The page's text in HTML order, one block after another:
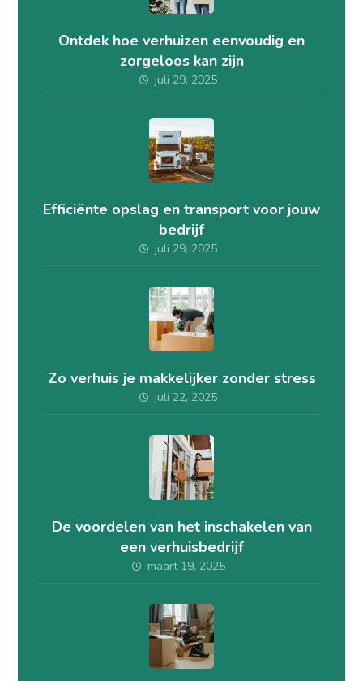
Ontdek hoe verhuizen eenvoudig en
zorgeloos kan zijn
juli 29, 2025
Efficiënte opslag en transport voor jouw
bedrijf
juli 29, 2025
Zo verhuis je makkelijker zonder stress
juli 22, 2025
De voordelen van het inschakelen van
een verhuisbedrijf
maart 19, 2025